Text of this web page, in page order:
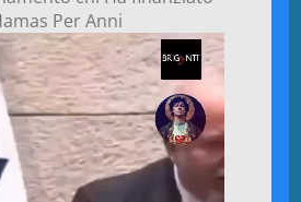
Per Anni